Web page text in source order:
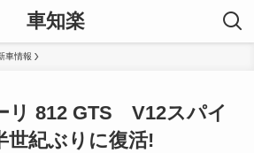
車知楽
車情報
リ 812 GTS V12スパイ
世紀ぶりに復活!